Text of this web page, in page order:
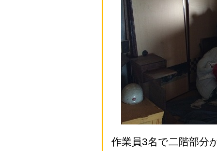
作業員3名で二階部分